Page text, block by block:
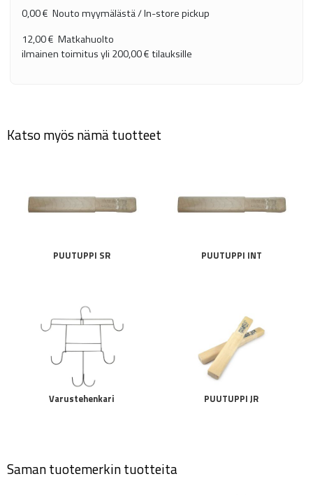
0,00 € Nouto myymälästä / In-store pickup
12,00 € Matkahuolto
ilmainen toimitus yli 200,00 €tilauksille
Katso myös nämä tuotteet
PUUTUPPI SR PUUTUPPI INT
Varustehenkari PUUTUPPI JR
Saman tuotemerkin tuotteita